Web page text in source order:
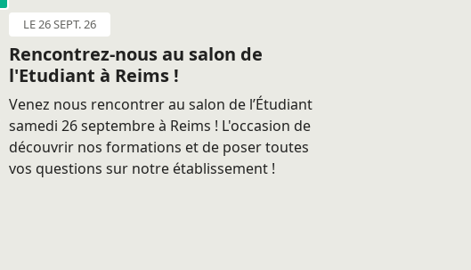
LE 26 SEPT. 26
Rencontrez-nous au salon de
l'Etudiant à Reims !
Venez nous rencontrer au salon de l’Étudiant
samedi 26 septembre à Reims ! L'occasion de
découvrir nos formations et de poser toutes
vos questions sur notre établissement !